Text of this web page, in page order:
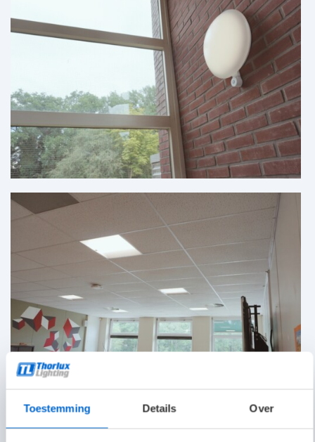
Toestemming Details Over